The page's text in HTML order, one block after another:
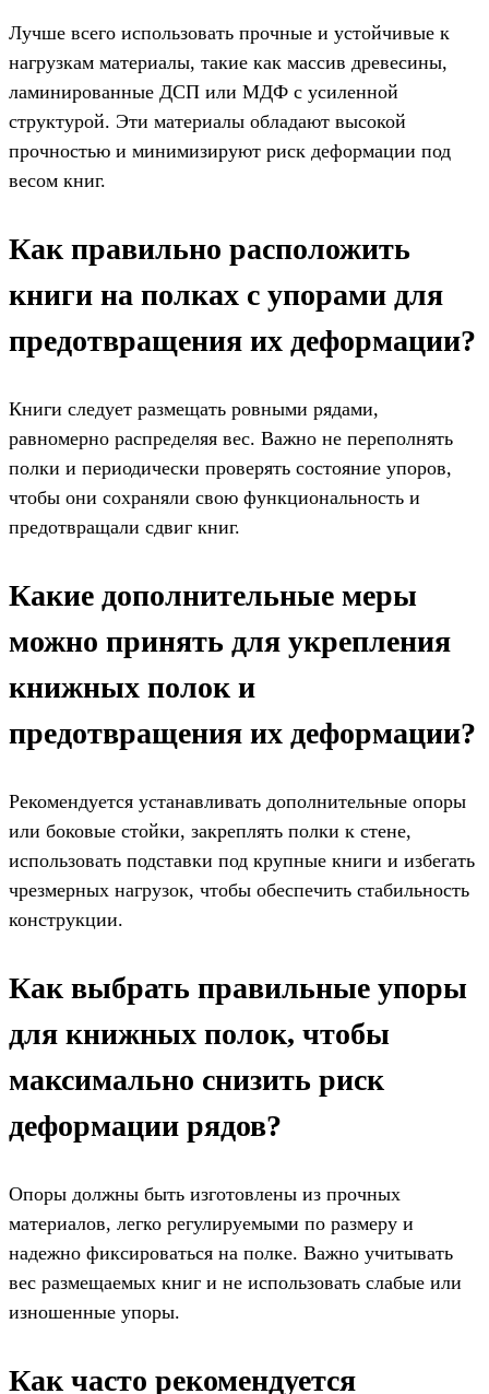
Лучше всего использовать прочные и устойчивые к
нагрузкам материалы, такие как массив древесины,
ламинированные ДСП или МДФ с усиленной
структурой. Эти материалы обладают высокой
прочностью и минимизируют риск деформации под
весом книг.
Как правильно расположить
книги на полках с упорами для
предотвращения их деформации?
Книги следует размещать ровными рядами,
равномерно распределяя вес. Важно не переполнять
полки и периодически проверять состояние упоров,
чтобы они сохраняли свою функциональность и
предотвращали сдвиг книг.
Какие дополнительные меры
можно принять для укрепления
книжных полок и
предотвращения их деформации?
Рекомендуется устанавливать дополнительные опоры
или боковые стойки, закреплять полки к стене,
использовать подставки под крупные книги и избегать
чрезмерных нагрузок, чтобы обеспечить стабильность
конструкции.
Как выбрать правильные упоры
для книжных полок, чтобы
максимально снизить риск
деформации рядов?
Опоры должны быть изготовлены из прочных
материалов, легко регулируемыми по размеру и
надежно фиксироваться на полке. Важно учитывать
вес размещаемых книг и не использовать слабые или
изношенные упоры.
Как часто рекомендуется